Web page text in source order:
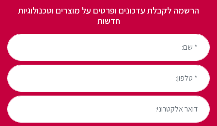
הרשמה לקבלת עדכונים ופרטים על מוצרים וטכנולוגיות
חדשות
* שם:
* טלפון:
דואר אלקטרוני: